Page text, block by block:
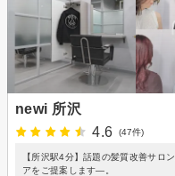
newi 所沢
4.6
(47件)
【所沢駅4分】話題の髪質改善サロ
アをご提案します―。